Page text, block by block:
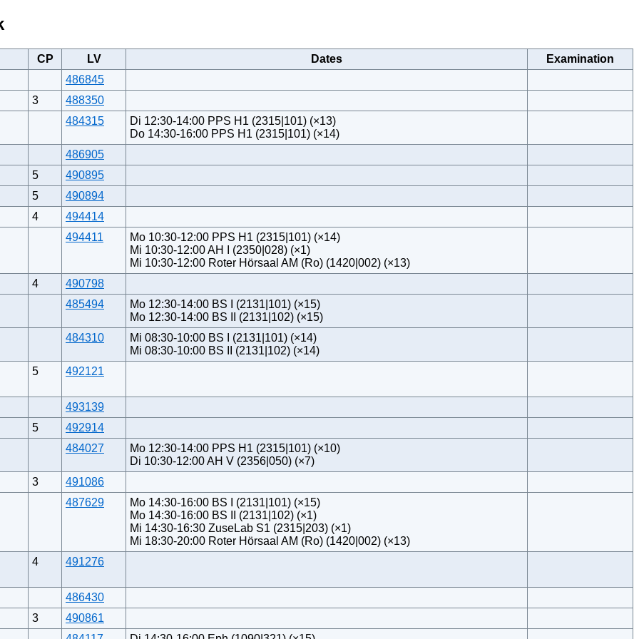
CP LV Dates
Examination
486845
3
488350
484315
Di 12:30-14:00 PPS H1 (2315|101) (×13)
Do 14:30-16:00 PPS H1 (2315|101) (×14)
486905
5
490895
5
490894
4
494414
494411
Mo 10:30-12:00 PPS H1 (2315|101) (×14)
Mi 10:30-12:00 AH I (2350|028) (×1)
Mi 10:30-12:00 Roter Hörsaal AM (Ro) (1420|002) (×13)
4
490798
485494
Mo 12:30-14:00 BS I (2131|101) (×15)
Mo 12:30-14:00 BS II (2131|102) (×15)
484310
Mi 08:30-10:00 BS I (2131|101) (×14)
Mi 08:30-10:00 BS II (2131|102) (×14)
5
492121
493139
5
492914
484027
Mo 12:30-14:00 PPS H1 (2315|101) (×10)
Di 10:30-12:00 AH V (2356|050) (×7)
3
491086
487629
Mo 14:30-16:00 BS I (2131|101) (×15)
Mo 14:30-16:00 BS II (2131|102) (×1)
Mi 14:30-16:30 ZuseLab S1 (2315|203) (×1)
Mi 18:30-20:00 Roter Hörsaal AM (Ro) (1420|002) (×13)
4
491276
486430
3
490861